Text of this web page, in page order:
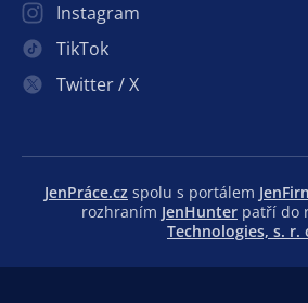
Instagram
TikTok
Twitter / X
JenPráce.cz spolu s portálem
rozhraním JenHunter patří do
Technologies, s. r.